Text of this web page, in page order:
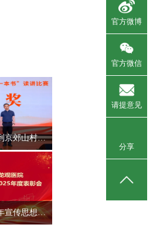
特等奖！从《之江新语》到京郊山村，赵晨讲述“读讲一本书”背后的初心使命
北京回龙观医院召开2026年宣传思想文化工作会暨2025年度表彰大会
官方微博
官方微信
请提意见
分享